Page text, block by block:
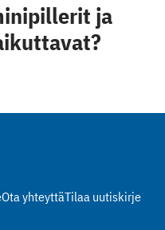
ja
Ota yhteyttäTilaa uutiskirje